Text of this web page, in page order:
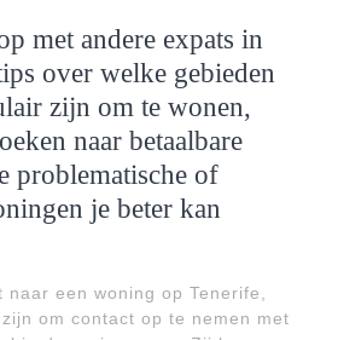
met andere expats in
over welke gebieden
zijn om te wonen,
naar betaalbare
problematische of
je beter kan
een woning op Tenerife,
om contact op te nemen met